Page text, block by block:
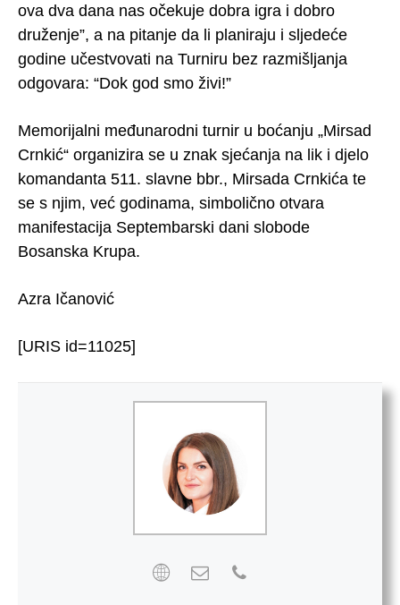
ova dva dana nas očekuje dobra igra i dobro
druženje”, a na pitanje da li planiraju i sljedeće
godine učestvovati na Turniru bez razmišljanja
odgovara: “Dok god smo živi!”
Memorijalni međunarodni turnir u boćanju „Mirsad
Crnkić“ organizira se u znak sjećanja na lik i djelo
komandanta 511. slavne bbr., Mirsada Crnkića te
se s njim, već godinama, simbolično otvara
manifestacija Septembarski dani slobode
Bosanska Krupa.
Azra Ičanović
[URIS id=11025]